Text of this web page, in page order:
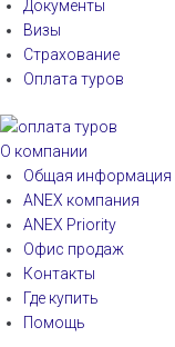
Документы
Визы
Страхование
Оплата туров
О компании
Общая информация
ANEX компания
ANEX Priority
Офис продаж
Контакты
Где купить
Помощь